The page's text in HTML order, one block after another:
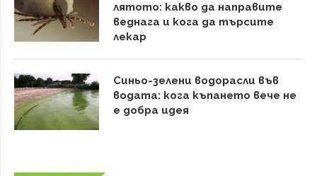
лятото: какво да направите
веднага и кога да търсите
лекар
Синьо-зелени водорасли във
водата: кога къпането вече не
е добра идея